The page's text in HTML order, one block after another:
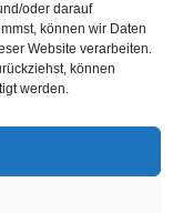
oder darauf
können wir Daten
Website verarbeiten.
können
werden.
Deutschland